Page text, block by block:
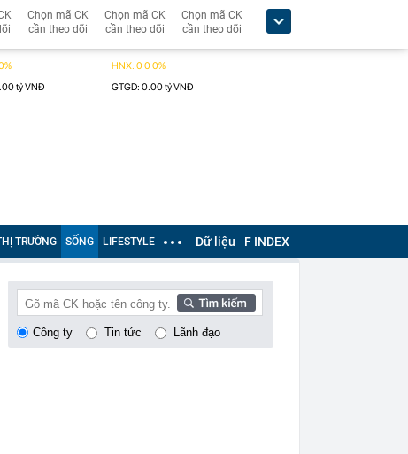
Chọn mã CK
cần theo dõi
Chọn mã CK
cần theo dõi
Chọn mã CK
cần theo dõi
TRƯỜNG SỐNG LIFESTYLE Dữ liệu F INDEX
Công ty Tin tức Lãnh đạo